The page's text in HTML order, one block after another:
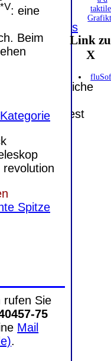
*V: eine
Beim
revolution
Spitze
rufen Sie
75
Mail
.
Link zu
X
Widerruf
Links
um bestmögliche
the best